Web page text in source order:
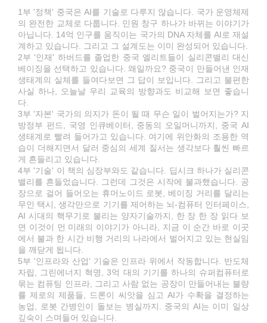
1부 '정책' 중국은 AI를 기술로 다루지 않습니다. 국가 운영체제
의 완전한 교체로 다룹니다. 민원 창구 하나가 바뀌는 이야기가
아닙니다. 14억 인구를 움직이는 국가의 DNA 자체를 AI로 재설
계하고 있습니다. 그리고 그 설계도는 이미 완성되어 있습니다.
2부 '인재' 하버드를 졸업한 중국 엘리트들이 실리콘밸리 대신
베이징을 선택하고 있습니다. 왜일까요? 중국이 만들어낸 인재
생태계의 실체를 들여다보면 그 답이 보입니다. 그리고 불편한
사실 하나, 오늘날 우리 교육의 방향과도 비교해 보면 좋습니
다.
3부 '자본' 국가의 의지가 돈이 될 때 무슨 일이 벌어지는가? 지
방정부 펀드, 국영 인큐베이터, 중동의 오일머니까지, 중국 AI
생태계로 빨려 들어가고 있습니다. 여기에 위안화의 조용한 역
습이 더해지면서 달러 중심의 세계 질서는 생각보다 훨씬 빠르
게 흔들리고 있습니다.
4부 '기술' 이 책의 심장부와도 같습니다. 딥시크 하나가 실리콘
밸리를 흔들었습니다. 그런데 그것은 시작에 불과했습니다. 공
장으로 걸어 들어오는 휴머노이드 로봇, 베이징 거리를 달리는
무인 택시, 생각만으로 기기를 제어하는 뇌-컴퓨터 인터페이스,
AI 시대의 핵무기로 불리는 양자기술까지, 한 장 한 장 읽다 보
면 이것이 먼 미래의 이야기가 아니라, 지금 이 순간 바로 이곳
에서 불과 한 시간 비행 거리의 나라에서 벌어지고 있는 현실임
을 깨닫게 됩니다.
5부 '인프라와 산업' 기술은 인프라 위에서 작동합니다. 반도체
자립, 그린에너지 혁명, 3억 대의 기기를 하나의 슈퍼컴퓨터로
묶는 컴퓨팅 인프라, 그리고 사람 없는 공장이 만들어내는 불량
률 제로의 제품들, 드론이 씨앗을 심고 AI가 수확을 결정하는
농업, 로봇 간병인이 돌보는 병실까지. 중국의 AI는 이미 일상
깊숙이 스며들어 있습니다.